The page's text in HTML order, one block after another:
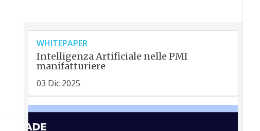
WHITEPAPER
Intelligenza Artificiale nelle PMI
manifatturiere
03 Dic 2025